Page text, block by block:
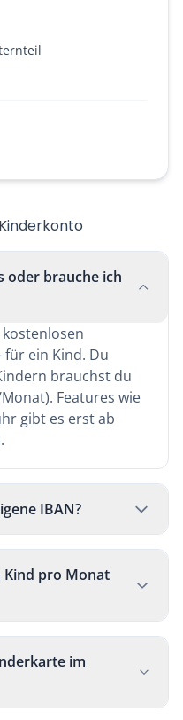
oder brauche ich
ein Kind. Du
brauchst du
Features wie
gibt es erst ab
IBAN?
Kind pro Monat
im